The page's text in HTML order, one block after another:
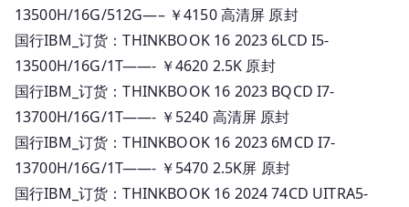
13500H/16G/512G—– ￥4150 高清屏 原封
国行IBM_订货：THINKBOOK 16 2023 6LCD I5-
13500H/16G/1T——- ￥4620 2.5K 原封
国行IBM_订货：THINKBOOK 16 2023 BQCD I7-
13700H/16G/1T——- ￥5240 高清屏 原封
国行IBM_订货：THINKBOOK 16 2023 6MCD I7-
13700H/16G/1T——- ￥5470 2.5K屏 原封
国行IBM_订货：THINKBOOK 16 2024 74CD UITRA5-